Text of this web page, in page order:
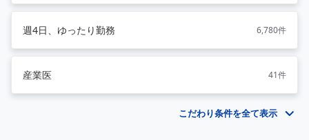
週4日、ゆったり勤務 6,780件
産業医 41件
こだわり条件を全て表示